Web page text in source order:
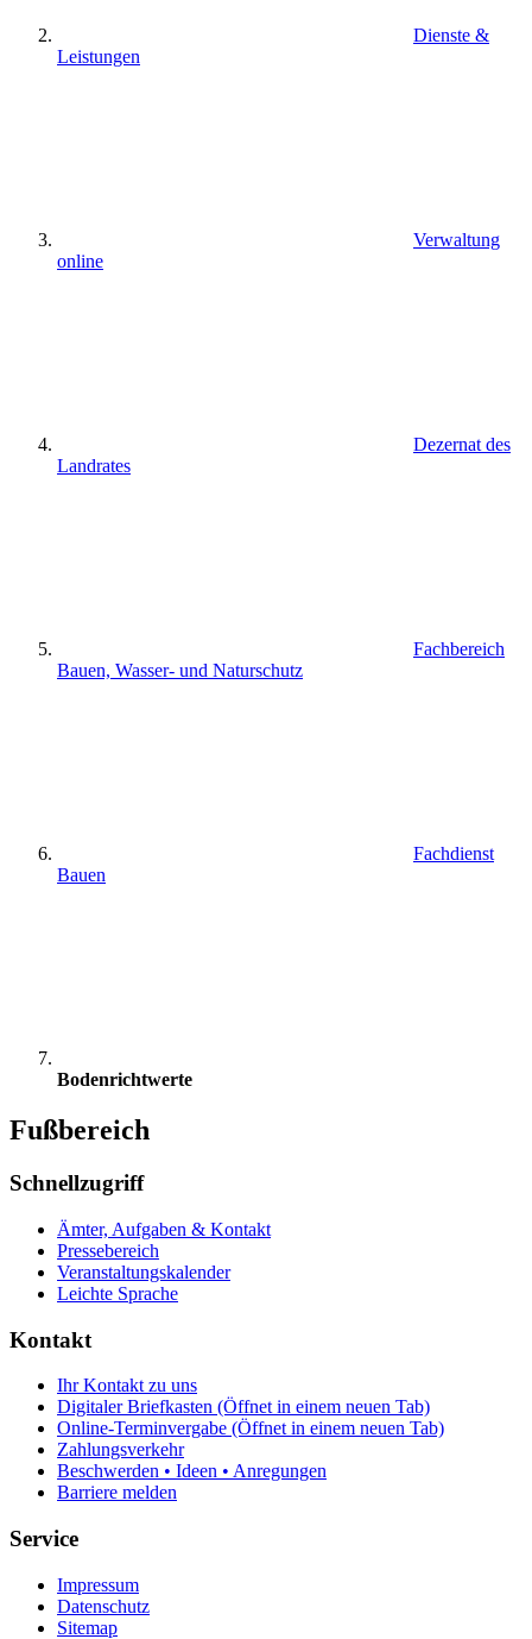
Dienste &
Leistungen
Verwaltung
online
Dezernat des
Landrates
Fachbereich
Bauen, Wasser- und Naturschutz
Fachdienst
Bauen
Bodenrichtwerte
Fußbereich
Schnellzugriff
Ämter, Aufgaben & Kontakt
Pressebereich
Veranstaltungskalender
Leichte Sprache
Kontakt
Ihr Kontakt zu uns
Digitaler Briefkasten (Öffnet in einem neuen Tab)
Online-Terminvergabe (Öffnet in einem neuen Tab)
Zahlungsverkehr
Beschwerden • Ideen • Anregungen
Barriere melden
Service
Impressum
Datenschutz
Sitemap